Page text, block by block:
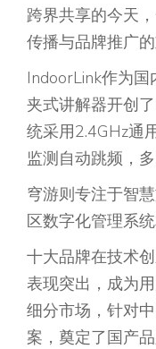
跨界共享的今天
传播与品牌推广的
IndoorLink作为
夹式讲解器开创
统采用2.4GHz通
监测自动跳频，
穹游则专注于智
区数字化管理系
十大品牌在技术
表现突出，成为
细分市场，针对
案，奠定了国产